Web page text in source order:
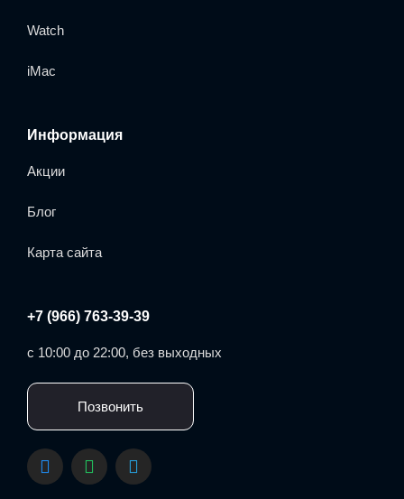
Watch
iMac
Информация
Акции
Блог
Карта сайта
+7 (966) 763-39-39
с 10:00 до 22:00, без выходных
Позвонить